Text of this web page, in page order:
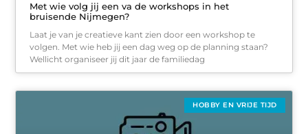
Met wie volg jij een va de workshops in het
bruisende Nijmegen?
Laat je van je creatieve kant zien door een workshop te
volgen. Met wie heb jij een dag weg op de planning staan?
Wellicht organiseer jij dit jaar de familiedag
HOBBY EN VRIJE TIJD